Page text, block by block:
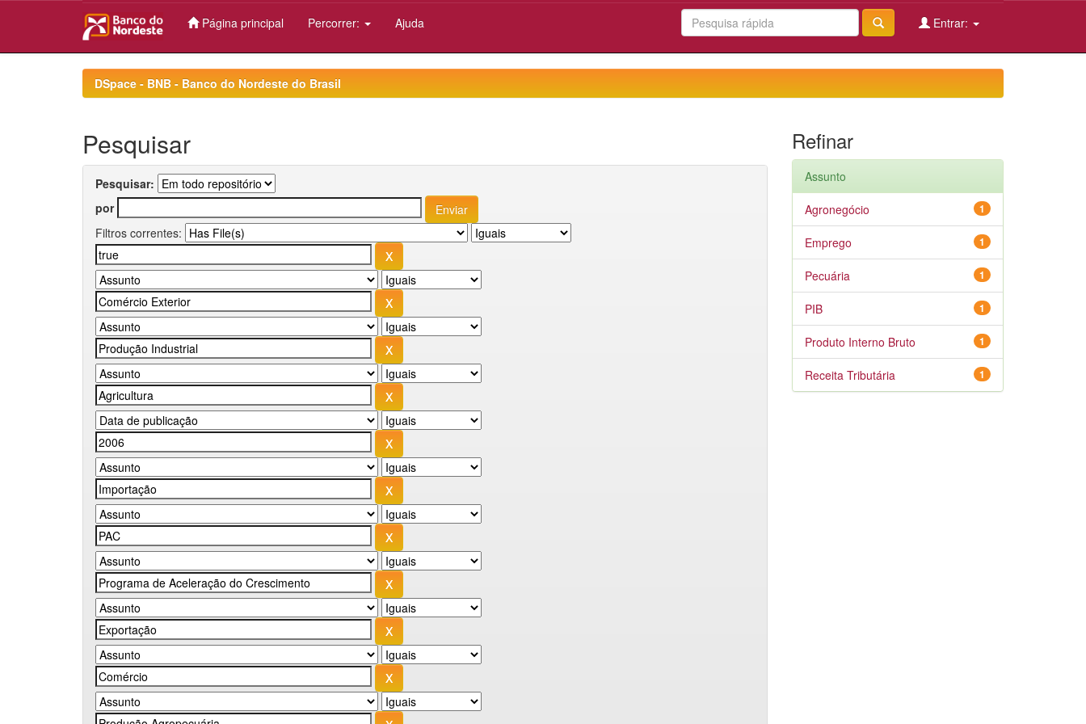
Página principal Percorrer: Ajuda Entrar:
DSpace - BNB - Banco do Nordeste do Brasil
Pesquisar
Pesquisar:
por
Filtros correntes:
Refinar
Assunto
1
Agronegócio
1
Emprego
1
Pecuária
1
PIB
1
Produto Interno Bruto
1
Receita Tributária